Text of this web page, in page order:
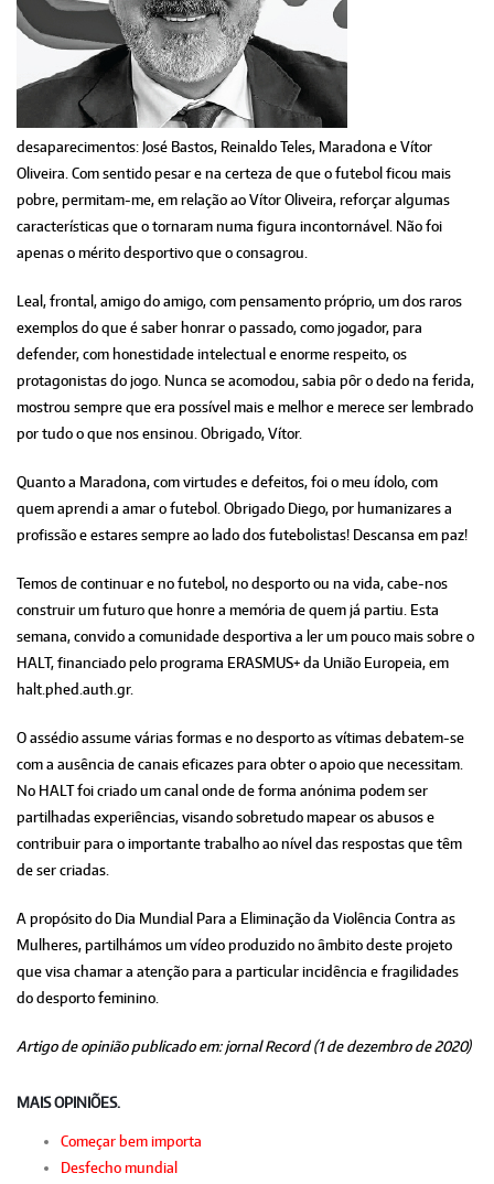
desaparecimentos: José Bastos, Reinaldo Teles, Maradona e Vítor
Oliveira. Com sentido pesar e na certeza de que o futebol ficou mais
pobre, permitam-me, em relação ao Vítor Oliveira, reforçar algumas
características que o tornaram numa figura incontornável. Não foi
apenas o mérito desportivo que o consagrou.
Leal, frontal, amigo do amigo, com pensamento próprio, um dos raros
exemplos do que é saber honrar o passado, como jogador, para
defender, com honestidade intelectual e enorme respeito, os
protagonistas do jogo. Nunca se acomodou, sabia pôr o dedo na ferida,
mostrou sempre que era possível mais e melhor e merece ser lembrado
por tudo o que nos ensinou. Obrigado, Vítor.
Quanto a Maradona, com virtudes e defeitos, foi o meu ídolo, com
quem aprendi a amar o futebol. Obrigado Diego, por humanizares a
profissão e estares sempre ao lado dos futebolistas! Descansa em paz!
Temos de continuar e no futebol, no desporto ou na vida, cabe-nos
construir um futuro que honre a memória de quem já partiu. Esta
semana, convido a comunidade desportiva a ler um pouco mais sobre o
HALT, financiado pelo programa ERASMUS+ da União Europeia, em
halt.phed.auth.gr.
O assédio assume várias formas e no desporto as vítimas debatem-se
com a ausência de canais eficazes para obter o apoio que necessitam.
No HALT foi criado um canal onde de forma anónima podem ser
partilhadas experiências, visando sobretudo mapear os abusos e
contribuir para o importante trabalho ao nível das respostas que têm
de ser criadas.
A propósito do Dia Mundial Para a Eliminação da Violência Contra as
Mulheres, partilhámos um vídeo produzido no âmbito deste projeto
que visa chamar a atenção para a particular incidência e fragilidades
do desporto feminino.
Artigo de opinião publicado em: jornal Record (1 de dezembro de 2020)
MAIS OPINIÕES.
Começar bem importa
Desfecho mundial